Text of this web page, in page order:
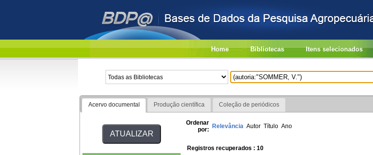
Home Bibliotecas Itens selecionados
Acervo documental Produção científica Coleção de periódicos
Ordenar
por: Relevância Autor Título Ano
Registros recuperados : 10